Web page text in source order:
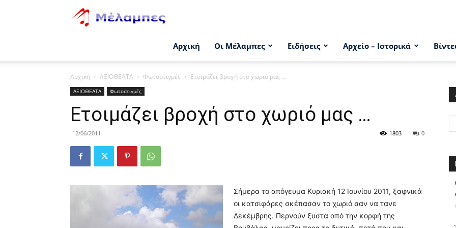
Αρχική Οι Μέλαμπες Ειδήσεις Αρχείο – Ιστορικά
Αρχική ΑΞΙΟΘΕΑΤΑ Φωτοστιγμές Ετοιμάζει βροχή στο χωριό μας …
ΑΞΙΟΘΕΑΤΑ Φωτοστιγμές
Ετοιμάζει βροχή στο χωριό μας …
12/06/2011 0
1803
Σήμερα το απόγευμα Κυριακή 12 Ιουνίου 2011, ξαφνικά
οι κατσιφάρες σκέπασαν το χωριό σαν να τανε
Δεκέμβρης. Περνούν ξυστά από την κορφή της